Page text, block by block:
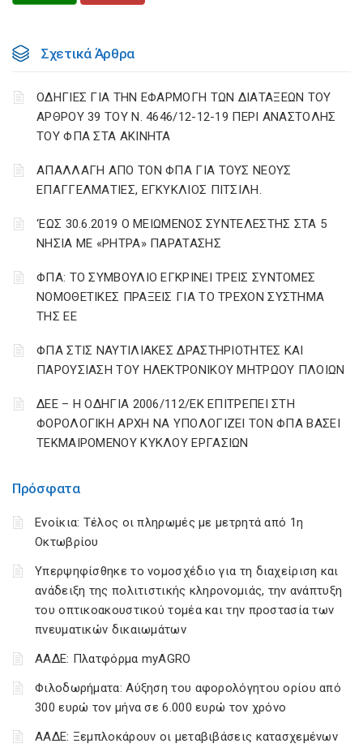
Πρόσφατα
Ενοίκια: Τέλος οι πληρωμές με μετρητά από 1η
Οκτωβρίου
Υπερψηφίσθηκε το νομοσχέδιο για τη διαχείριση και
ανάδειξη της πολιτιστικής κληρονομιάς, την ανάπτυξη
του οπτικοακουστικού τομέα και την προστασία των
πνευματικών δικαιωμάτων
ΑΑΔΕ: Πλατφόρμα myAGRO
Φιλοδωρήματα: Αύξηση του αφορολόγητου ορίου από
300 ευρώ τον μήνα σε 6.000 ευρώ τον χρόνο
ΑΑΔΕ: Ξεμπλοκάρουν οι μεταβιβάσεις κατασχεμένων
Σχετικά Άρθρα
ΟΔΗΓΙΕΣ ΓΙΑ ΤΗΝ ΕΦΑΡΜΟΓΗ ΤΩΝ ΔΙΑΤΑΞΕΩΝ ΤΟΥ
ΑΡΘΡΟΥ 39 ΤΟΥ Ν. 4646/12-12-19 ΠΕΡΙ ΑΝΑΣΤΟΛΗΣ
ΤΟΥ ΦΠΑ ΣΤΑ ΑΚΙΝΗΤΑ
ΑΠΑΛΛΑΓΗ ΑΠΟ ΤΟΝ ΦΠΑ ΓΙΑ ΤΟΥΣ ΝΕΟΥΣ
ΕΠΑΓΓΕΛΜΑΤΙΕΣ, ΕΓΚΥΚΛΙΟΣ ΠΙΤΣΙΛΗ.
‘ΕΩΣ 30.6.2019 Ο ΜΕΙΩΜΕΝΟΣ ΣΥΝΤΕΛΕΣΤΗΣ ΣΤΑ 5
ΝΗΣΙΑ ΜΕ «ΡΗΤΡΑ» ΠΑΡΑΤΑΣΗΣ
ΦΠΑ: ΤΟ ΣΥΜΒΟΥΛΙΟ ΕΓΚΡΙΝΕΙ ΤΡΕΙΣ ΣΥΝΤΟΜΕΣ
ΝΟΜΟΘΕΤΙΚΕΣ ΠΡΑΞΕΙΣ ΓΙΑ ΤΟ ΤΡΕΧΟΝ ΣΥΣΤΗΜΑ
ΤΗΣ ΕΕ
ΦΠΑ ΣΤΙΣ ΝΑΥΤΙΛΙΑΚΕΣ ΔΡΑΣΤΗΡΙΟΤΗΤΕΣ ΚΑΙ
ΠΑΡΟΥΣΙΑΣΗ ΤΟΥ ΗΛΕΚΤΡΟΝΙΚΟΥ ΜΗΤΡΩΟΥ ΠΛΟΙΩΝ
ΔΕΕ – Η ΟΔΗΓΙΑ 2006/112/ΕΚ ΕΠΙΤΡΕΠΕΙ ΣΤΗ
ΦΟΡΟΛΟΓΙΚΗ ΑΡΧΗ ΝΑ ΥΠΟΛΟΓΙΖΕΙ ΤΟΝ ΦΠΑ ΒΑΣΕΙ
ΤΕΚΜΑΙΡΟΜΕΝΟΥ ΚΥΚΛΟΥ ΕΡΓΑΣΙΩΝ